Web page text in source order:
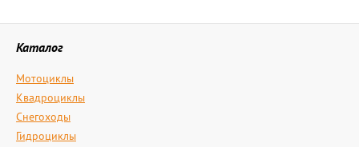
Каталог
Мотоциклы
Квадроциклы
Снегоходы
Гидроциклы